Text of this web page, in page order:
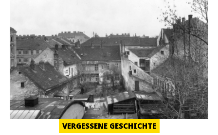
VERGESSENE GESCHICHTE